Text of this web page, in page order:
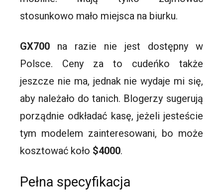
stosunkowo mało miejsca na biurku.
GX700 na razie nie jest dostępny w
Polsce. Ceny za to cudeńko także
jeszcze nie ma, jednak nie wydaje mi się,
aby należało do tanich. Blogerzy sugerują
porządnie odkładać kasę, jeżeli jesteście
tym modelem zainteresowani, bo może
kosztować koło $4000.
Pełna specyfikacja